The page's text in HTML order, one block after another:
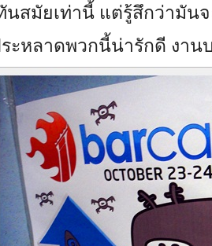
นสมัยเท่านี้ แต่รู้สึกว่ามัน
ะหลาดพวกนี้น่ารักดี งา